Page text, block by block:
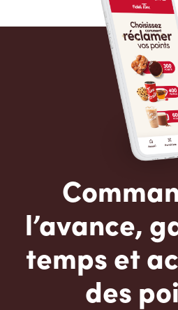
l’avance,
temps et
des